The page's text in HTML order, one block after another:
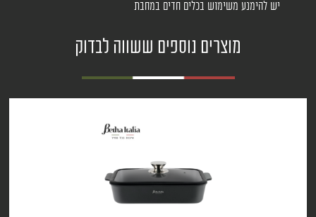
יש להימנע משימוש בכלים חדים במחבת
מוצרים נוספים ששווה לבדוק